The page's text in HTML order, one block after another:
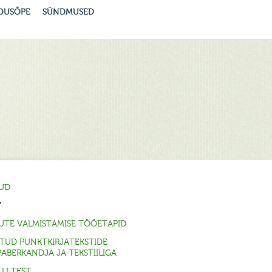
SÜNDMUSED
VALMISTAMISE TÖÖETAPID
PUNKTKIRJATEKSTIDE
JA TEKSTIILIGA